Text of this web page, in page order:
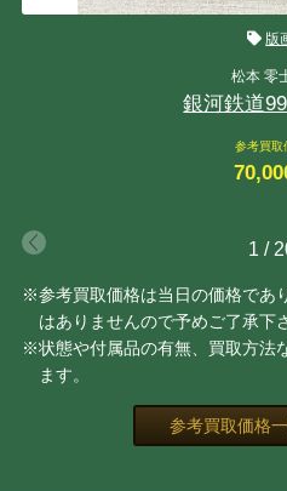
版
松本 零
銀河鉄道
参考買取
1 /
※参考買取価格は当日の価格であ
はありませんので予めご了承下
※状態や付属品の有無、買取方法
ます。
参考買取価格